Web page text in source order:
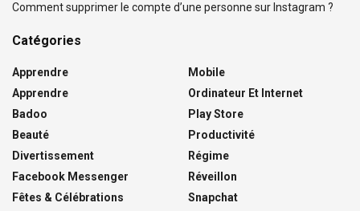
Comment supprimer le compte d’une personne sur Instagram ?
Catégories
Apprendre
Apprendre
Badoo
Beauté
Divertissement
Facebook Messenger
Fêtes & Célébrations
Mobile
Ordinateur Et Internet
Play Store
Productivité
Régime
Réveillon
Snapchat